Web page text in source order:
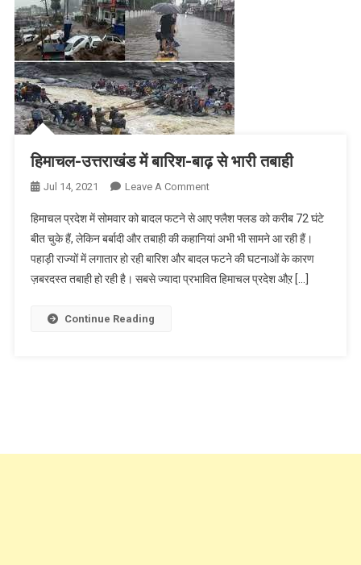
हिमाचल-उत्तराखंड में बारिश-बाढ़ से भारी तबाही
Jul 14, 2021 Leave A CommentOn
उत्तराखंड
में
बारिश-
बाढ़
हिमाचल प्रदेश में सोमवार को बादल फटने से आए फ्लैश फ्लड को करीब 72 घंटे
बीत चुके हैं, लेकिन बर्बादी और तबाही की कहानियां अभी भी सामने आ रही हैं।
पहाड़ी राज्यों में लगातार हो रही बारिश और बादल फटने की घटनाओं के कारण
ज़बरदस्त तबाही हो रही है। सबसे ज्यादा प्रभावित हिमाचल प्रदेश औऱ […]
Continue Reading